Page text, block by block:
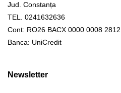
Jud. Constanța
TEL. 0241632636
Cont: RO26 BACX 0000 0008
Banca: UniCredit
Newsletter